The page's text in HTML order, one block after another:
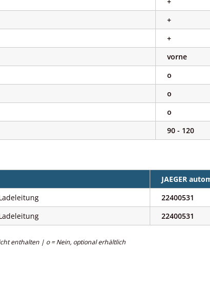
+
+
vorne
o
o
o
90 - 120
JAEGER
22400531
22400531
enthalten | o = Nein, optional erhältlich